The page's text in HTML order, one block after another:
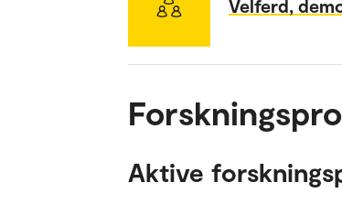
Velferd,
Aktive